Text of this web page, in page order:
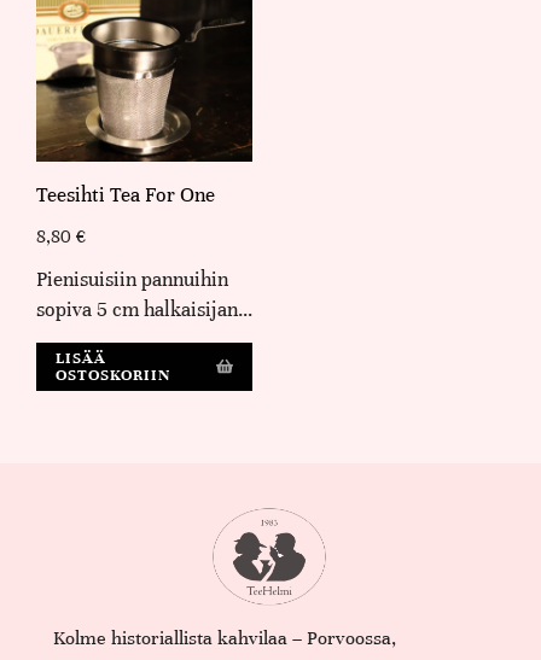
Teesihti Tea For One
8,80 €
Pienisuisiin pannuihin
sopiva 5 cm halkaisijan…
LISÄÄ
OSTOSKORIIN
Kolme historiallista kahvilaa – Porvoossa,